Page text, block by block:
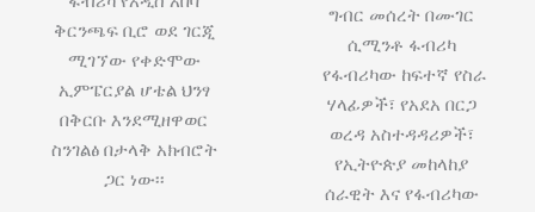
ቅርንጫፍ ቢሮ ወደ ገርጂ
ሚገኘው የቀድሞው
ኢምፔርያል ሆቴል ህንፃ
በቅርቡ እንደሚዘዋወር
ስንገልፅ በታላቅ አክብሮት
ጋር ነው፡፡
ግብር መሰረት በሙገር
ሲሚንቶ ፋብሪካ
የፋብሪካው ከፍተኛ የስራ
ሃላፊዎች፣ የአደአ በርጋ
ወረዳ አስተዳዳሪዎች፣
የኢትዮጵያ መከላከያ
ሰራዊት እና የፋብሪካው